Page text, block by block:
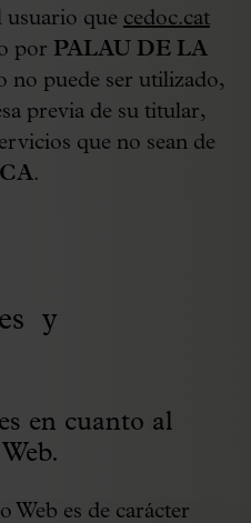
que cedoc.cat
por PALAU DE LA
no puede ser utilizado,
previa de su titular,
que no sean de
.
y
en cuanto al
Web es de carácter